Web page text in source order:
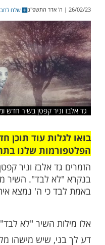
הוא שירם החדש
כעת
שלח לחבר
קפטן בשיר חדש ומרגש:
עוד תוכן חדש
שלנו בתהילים